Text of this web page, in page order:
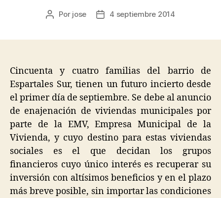
Por jose 4 septiembre 2014
Cincuenta y cuatro familias del barrio de
Espartales Sur, tienen un futuro incierto desde
el primer día de septiembre. Se debe al anuncio
de enajenación de viviendas municipales por
parte de la EMV, Empresa Municipal de la
Vivienda, y cuyo destino para estas viviendas
sociales es el que decidan los grupos
financieros cuyo único interés es recuperar su
inversión con altísimos beneficios y en el plazo
más breve posible, sin importar las condiciones